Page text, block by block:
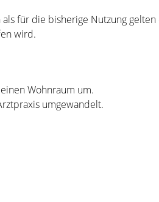
für die bisherige Nutzung
wird.
Wohnraum um.
umgewandelt.